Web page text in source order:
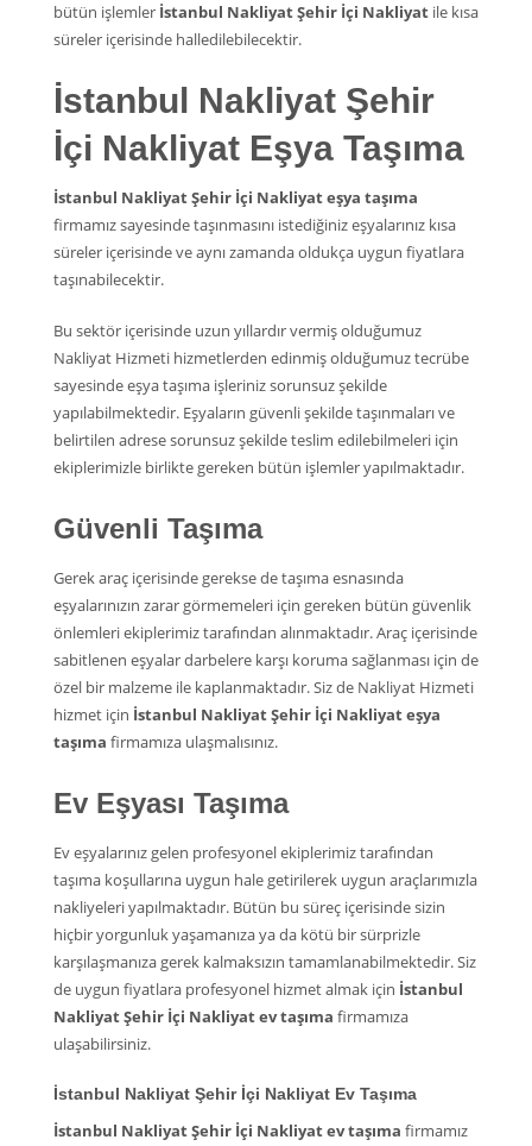
bütün işlemler İstanbul Nakliyat Şehir İçi Nakliyat ile kısa
süreler içerisinde halledilebilecektir.
İstanbul Nakliyat Şehir
İçi Nakliyat Eşya Taşıma
İstanbul Nakliyat Şehir İçi Nakliyat eşya taşıma
firmamız sayesinde taşınmasını istediğiniz eşyalarınız kısa
süreler içerisinde ve aynı zamanda oldukça uygun fiyatlara
taşınabilecektir.
Bu sektör içerisinde uzun yıllardır vermiş olduğumuz
Nakliyat Hizmeti hizmetlerden edinmiş olduğumuz tecrübe
sayesinde eşya taşıma işleriniz sorunsuz şekilde
yapılabilmektedir. Eşyaların güvenli şekilde taşınmaları ve
belirtilen adrese sorunsuz şekilde teslim edilebilmeleri için
ekiplerimizle birlikte gereken bütün işlemler yapılmaktadır.
Güvenli Taşıma
Gerek araç içerisinde gerekse de taşıma esnasında
eşyalarınızın zarar görmemeleri için gereken bütün güvenlik
önlemleri ekiplerimiz tarafından alınmaktadır. Araç içerisinde
sabitlenen eşyalar darbelere karşı koruma sağlanması için de
özel bir malzeme ile kaplanmaktadır. Siz de Nakliyat Hizmeti
hizmet için İstanbul Nakliyat Şehir İçi Nakliyat eşya
taşıma firmamıza ulaşmalısınız.
Ev Eşyası Taşıma
Ev eşyalarınız gelen profesyonel ekiplerimiz tarafından
taşıma koşullarına uygun hale getirilerek uygun araçlarımızla
nakliyeleri yapılmaktadır. Bütün bu süreç içerisinde sizin
hiçbir yorgunluk yaşamanıza ya da kötü bir sürprizle
karşılaşmanıza gerek kalmaksızın tamamlanabilmektedir. Siz
de uygun fiyatlara profesyonel hizmet almak için İstanbul
Nakliyat Şehir İçi Nakliyat ev taşıma firmamıza
ulaşabilirsiniz.
İstanbul Nakliyat Şehir İçi Nakliyat Ev Taşıma
İstanbul Nakliyat Şehir İçi Nakliyat ev taşıma firmamız